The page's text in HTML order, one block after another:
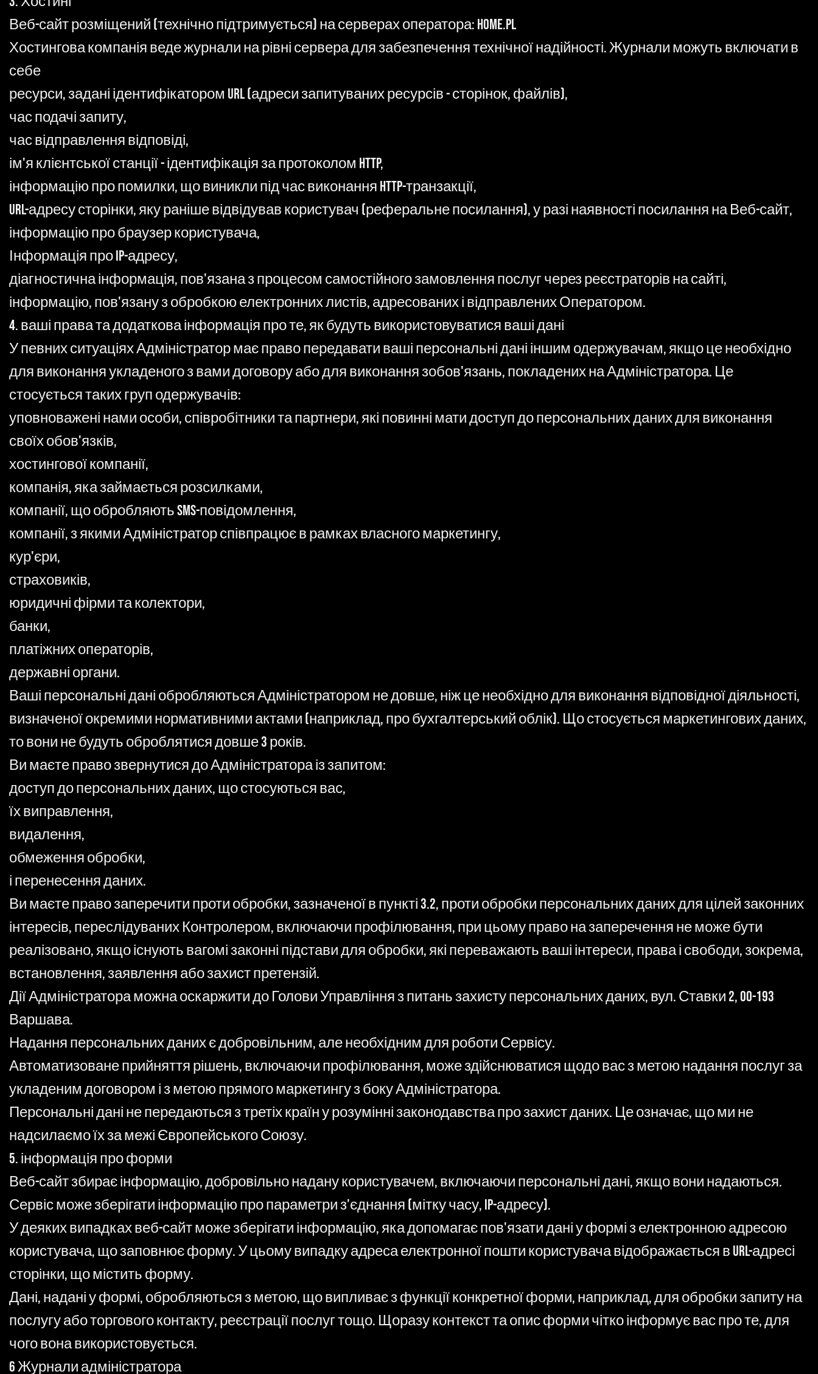
Веб-сайт розміщений (технічно підтримується) на серверах оператора: home.pl
Хостингова компанія веде журнали на рівні сервера для забезпечення технічної надійності. Журнали можуть включати в
себе
ресурси, задані ідентифікатором URL (адреси запитуваних ресурсів - сторінок, файлів),
час подачі запиту,
час відправлення відповіді,
ім'я клієнтської станції - ідентифікація за протоколом HTTP,
інформацію про помилки, що виникли під час виконання HTTP-транзакції,
URL-адресу сторінки, яку раніше відвідував користувач (реферальне посилання), у разі наявності посилання на Веб-сайт,
інформацію про браузер користувача,
Інформація про IP-адресу,
діагностична інформація, пов'язана з процесом самостійного замовлення послуг через реєстраторів на сайті,
інформацію, пов'язану з обробкою електронних листів, адресованих і відправлених Оператором.
4. ваші права та додаткова інформація про те, як будуть використовуватися ваші дані
У певних ситуаціях Адміністратор має право передавати ваші персональні дані іншим одержувачам, якщо це необхідно
для виконання укладеного з вами договору або для виконання зобов'язань, покладених на Адміністратора. Це
стосується таких груп одержувачів:
уповноважені нами особи, співробітники та партнери, які повинні мати доступ до персональних даних для виконання
своїх обов'язків,
хостингової компанії,
компанія, яка займається розсилками,
компанії, що обробляють SMS-повідомлення,
компанії, з якими Адміністратор співпрацює в рамках власного маркетингу,
кур'єри,
страховиків,
юридичні фірми та колектори,
банки,
платіжних операторів,
державні органи.
Ваші персональні дані обробляються Адміністратором не довше, ніж це необхідно для виконання відповідної діяльності,
визначеної окремими нормативними актами (наприклад, про бухгалтерський облік). Що стосується маркетингових даних,
то вони не будуть оброблятися довше 3 років.
Ви маєте право звернутися до Адміністратора із запитом:
доступ до персональних даних, що стосуються вас,
їх виправлення,
видалення,
обмеження обробки,
і перенесення даних.
Ви маєте право заперечити проти обробки, зазначеної в пункті 3.2, проти обробки персональних даних для цілей законних
інтересів, переслідуваних Контролером, включаючи профілювання, при цьому право на заперечення не може бути
реалізовано, якщо існують вагомі законні підстави для обробки, які переважають ваші інтереси, права і свободи, зокрема,
встановлення, заявлення або захист претензій.
Дії Адміністратора можна оскаржити до Голови Управління з питань захисту персональних даних, вул. Ставки 2, 00-193
Варшава.
Надання персональних даних є добровільним, але необхідним для роботи Сервісу.
Автоматизоване прийняття рішень, включаючи профілювання, може здійснюватися щодо вас з метою надання послуг за
укладеним договором і з метою прямого маркетингу з боку Адміністратора.
Персональні дані не передаються з третіх країн у розумінні законодавства про захист даних. Це означає, що ми не
надсилаємо їх за межі Європейського Союзу.
5. інформація про форми
Веб-сайт збирає інформацію, добровільно надану користувачем, включаючи персональні дані, якщо вони надаються.
Сервіс може зберігати інформацію про параметри з'єднання (мітку часу, IP-адресу).
У деяких випадках веб-сайт може зберігати інформацію, яка допомагає пов'язати дані у формі з електронною адресою
користувача, що заповнює форму. У цьому випадку адреса електронної пошти користувача відображається в URL-адресі
сторінки, що містить форму.
Дані, надані у формі, обробляються з метою, що випливає з функції конкретної форми, наприклад, для обробки запиту на
послугу або торгового контакту, реєстрації послуг тощо. Щоразу контекст та опис форми чітко інформує вас про те, для
чого вона використовується.
6 Журнали адміністратора